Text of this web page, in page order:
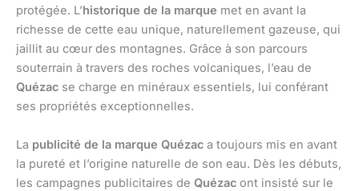
protégée. L’historique de la marque met en avant la
richesse de cette eau unique, naturellement gazeuse, qui
jaillit au cœur des montagnes. Grâce à son parcours
souterrain à travers des roches volcaniques, l’eau de
Quézac se charge en minéraux essentiels, lui conférant
ses propriétés exceptionnelles.
La publicité de la marque Quézac a toujours mis en avant
la pureté et l’origine naturelle de son eau. Dès les débuts,
les campagnes publicitaires de Quézac ont insisté sur le